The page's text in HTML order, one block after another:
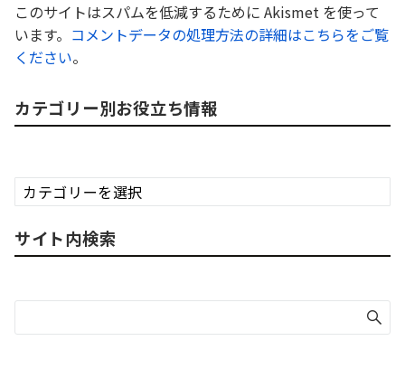
このサイトはスパムを低減するために Akismet を使って
います。 コメントデータの処理方法の詳細はこちらをご覧
ください。
カテゴリー別お役立ち情報
カ
テ
リ
ー
お
立
サイト内検索